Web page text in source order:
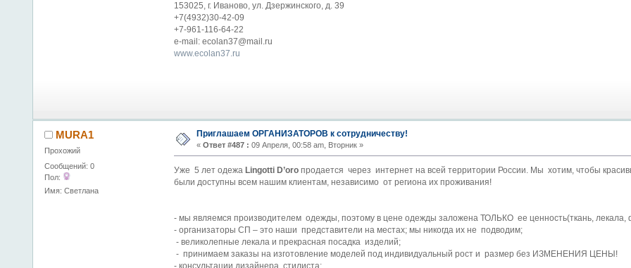
153025, г. Иваново, ул. Дзержинского, д. 39
+7(4932)30-42-09
+7-961-116-64-22
e-mail: ecolan37@mail.ru
www.ecolan37.ru
MURA1
Прохожий
Сообщений: 0
Пол:
Имя: Светлана
Приглашаем ОРГАНИЗАТОРОВ к сотрудничеству!
« Ответ #487 : 09 Апреля, 00:58 am, Вторник »
Уже 5 лет одежа Lingotti D’oroпродается через интернет на всей территории России. Мы хотим, чтобы
были доступны всем нашим клиентам, независимо от региона их проживания!
- мы являемся производителем одежды, поэтому в цене одежды заложена ТОЛЬКО ее ценность(ткань, лекала,
- организаторы СП – это наши представители на местах; мы никогда их не подводим;
- великолепные лекала и прекрасная посадка изделий;
- принимаем заказы на изготовление моделей под индивидуальный рост и размер без ИЗМЕНЕНИЯ ЦЕНЫ!